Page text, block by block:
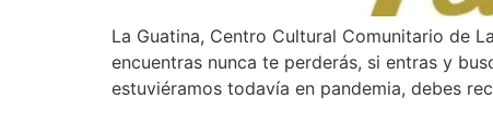
La Guatina, Centro Cultural Comunitario de
encuentras nunca te perderás, si entras y
estuviéramos todavía en pandemia, debes